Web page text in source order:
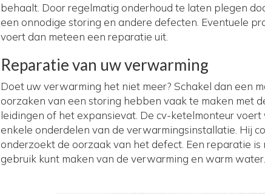
behaalt. Door regelmatig onderhoud te laten plegen
een onnodige storing en andere defecten. Eventuele
voert dan meteen een reparatie uit.
Reparatie van uw verwarming
Doet uw verwarming het niet meer? Schakel dan een
oorzaken van een storing hebben vaak te maken met
leidingen of het expansievat. De cv-ketelmonteur
enkele onderdelen van de verwarmingsinstallatie. Hij
onderzoekt de oorzaak van het defect. Een reparatie
gebruik kunt maken van de verwarming en warm water.